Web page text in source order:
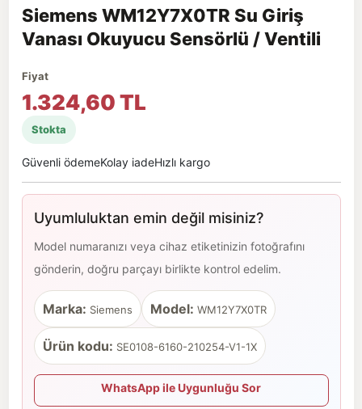
Siemens WM12Y7X0TR Su Giriş
Vanası Okuyucu Sensörlü / Ventili
Fiyat
1.324,60 TL
Stokta
Güvenli ödemeKolay iadeHızlı kargo
Uyumluluktan emin değil misiniz?
Model numaranızı veya cihaz etiketinizin fotoğrafını
gönderin, doğru parçayı birlikte kontrol edelim.
Marka: Siemens Model: WM12Y7X0TR
Ürün kodu: SE0108-6160-210254-V1-1X
WhatsApp ile Uygunluğu Sor